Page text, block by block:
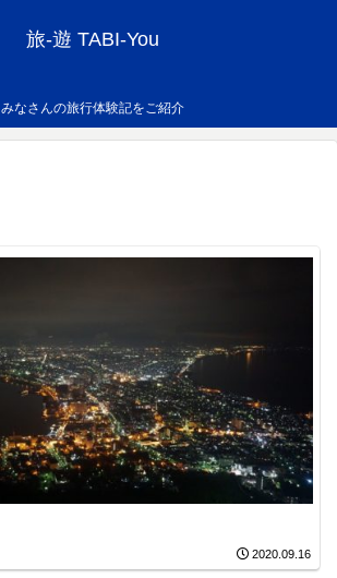
旅-遊 TABI-You
みなさんの旅行体験記をご紹介
2020.09.16